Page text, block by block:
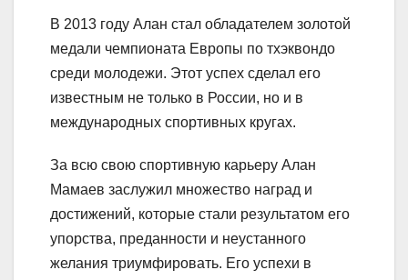
В 2013 году Алан стал обладателем золотой
медали чемпионата Европы по тхэквондо
среди молодежи. Этот успех сделал его
известным не только в России, но и в
международных спортивных кругах.
За всю свою спортивную карьеру Алан
Мамаев заслужил множество наград и
достижений, которые стали результатом его
упорства, преданности и неустанного
желания триумфировать. Его успехи в